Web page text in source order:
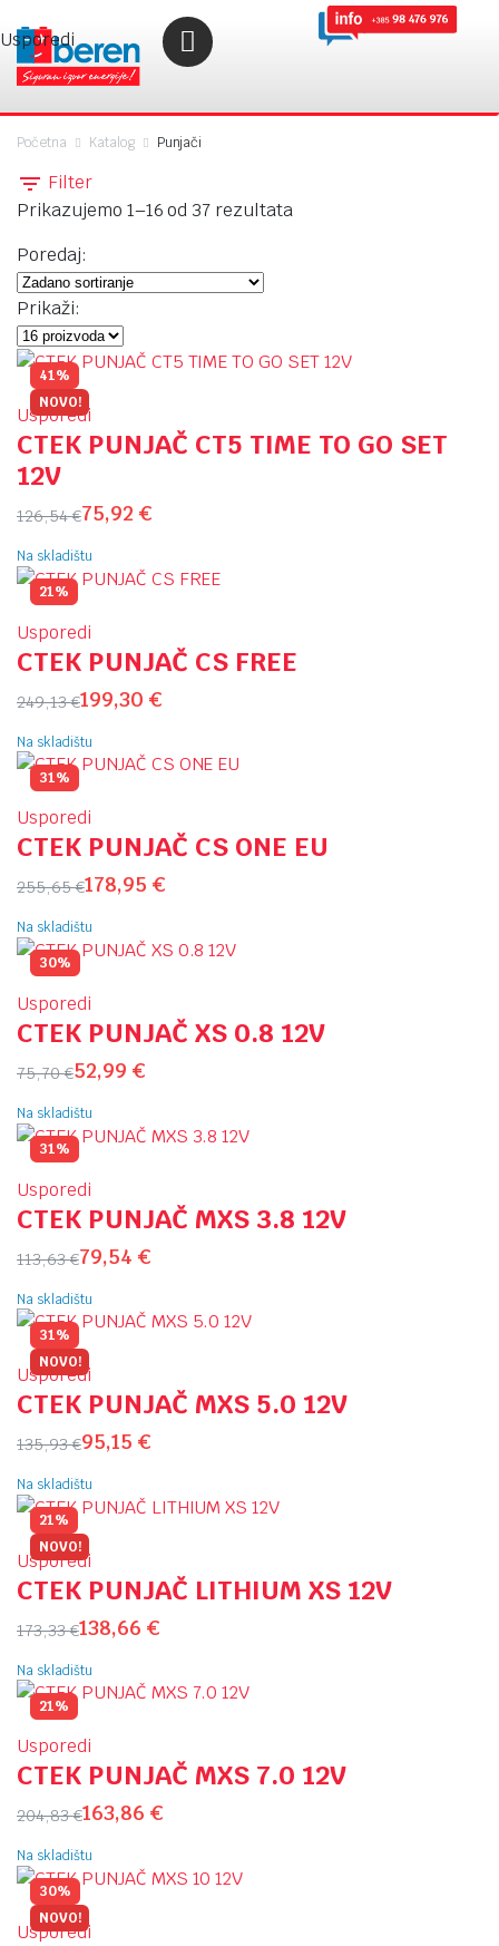
Početna Katalog Punjači
Filter
Prikazujemo 1–16 od 37 rezultata
Poredaj:
Prikaži:
41%
NOVO!
Usporedi
CTEK PUNJAČ CT5 TIME TO GO SET
12V
126,54€75,92 €
Na skladištu
21%
Usporedi
CTEK PUNJAČ CS FREE
249,13€199,30 €
Na skladištu
31%
Usporedi
CTEK PUNJAČ CS ONE EU
255,65€178,95 €
Na skladištu
30%
Usporedi
CTEK PUNJAČ XS 0.8 12V
75,70€52,99 €
Na skladištu
31%
Usporedi
CTEK PUNJAČ MXS 3.8 12V
113,63€79,54 €
Na skladištu
31%
NOVO!
Usporedi
CTEK PUNJAČ MXS 5.0 12V
135,93€95,15 €
Na skladištu
21%
NOVO!
Usporedi
CTEK PUNJAČ LITHIUM XS 12V
173,33€138,66 €
Na skladištu
21%
Usporedi
CTEK PUNJAČ MXS 7.0 12V
204,83€163,86 €
Na skladištu
30%
NOVO!
Usporedi
Usporedi